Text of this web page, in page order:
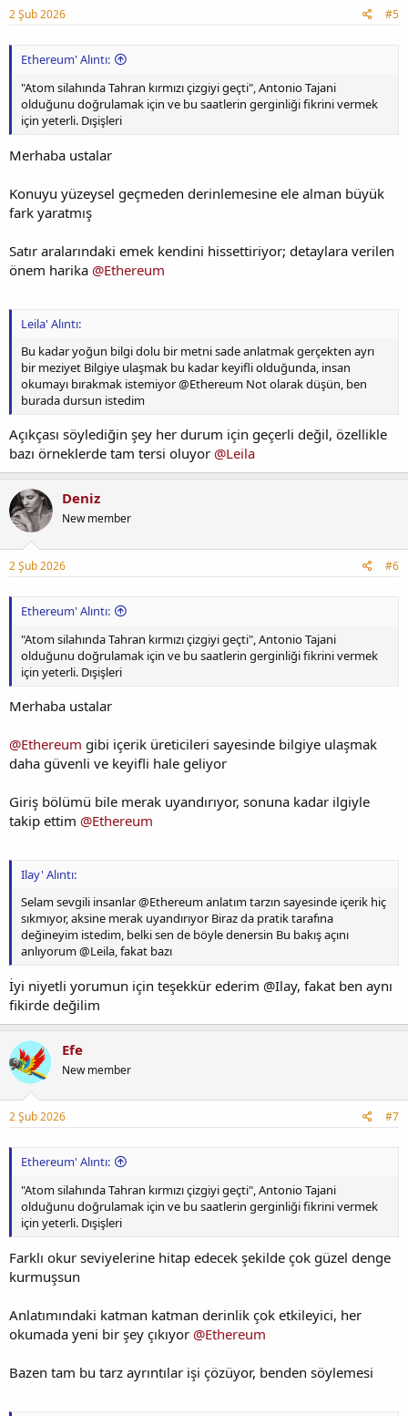
2 Şub 2026 #5
Ethereum' Alıntı:
"Atom silahında Tahran kırmızı çizgiyi geçti", Antonio Tajani
olduğunu doğrulamak için ve bu saatlerin gerginliği fikrini vermek
için yeterli. Dışişleri
Merhaba ustalar
Konuyu yüzeysel geçmeden derinlemesine ele alman büyük
fark yaratmış
Satır aralarındaki emek kendini hissettiriyor; detaylara verilen
önem harika @Ethereum
Leila' Alıntı:
Bu kadar yoğun bilgi dolu bir metni sade anlatmak gerçekten ayrı
bir meziyet Bilgiye ulaşmak bu kadar keyifli olduğunda, insan
okumayı bırakmak istemiyor @Ethereum Not olarak düşün, ben
burada dursun istedim
Açıkçası söylediğin şey her durum için geçerli değil, özellikle
bazı örneklerde tam tersi oluyor @Leila
Deniz
New member
2 Şub 2026 #6
Ethereum' Alıntı:
"Atom silahında Tahran kırmızı çizgiyi geçti", Antonio Tajani
olduğunu doğrulamak için ve bu saatlerin gerginliği fikrini vermek
için yeterli. Dışişleri
Merhaba ustalar
@Ethereum gibi içerik üreticileri sayesinde bilgiye ulaşmak
daha güvenli ve keyifli hale geliyor
Giriş bölümü bile merak uyandırıyor, sonuna kadar ilgiyle
takip ettim @Ethereum
Ilay' Alıntı:
Selam sevgili insanlar @Ethereum anlatım tarzın sayesinde içerik hiç
sıkmıyor, aksine merak uyandırıyor Biraz da pratik tarafına
değineyim istedim, belki sen de böyle denersin Bu bakış açını
anlıyorum @Leila, fakat bazı
İyi niyetli yorumun için teşekkür ederim @Ilay, fakat ben aynı
fikirde değilim
Efe
New member
2 Şub 2026 #7
Ethereum' Alıntı:
"Atom silahında Tahran kırmızı çizgiyi geçti", Antonio Tajani
olduğunu doğrulamak için ve bu saatlerin gerginliği fikrini vermek
için yeterli. Dışişleri
Farklı okur seviyelerine hitap edecek şekilde çok güzel denge
kurmuşsun
Anlatımındaki katman katman derinlik çok etkileyici, her
okumada yeni bir şey çıkıyor @Ethereum
Bazen tam bu tarz ayrıntılar işi çözüyor, benden söylemesi